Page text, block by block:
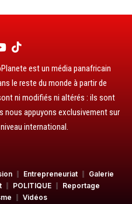
est un média panafricain
le reste du monde à partir de
ni modifiés ni altérés : ils sont
nous appuyons exclusivement sur
international.
Entrepreneuriat
Galerie
POLITIQUE
Reportage
Vidéos